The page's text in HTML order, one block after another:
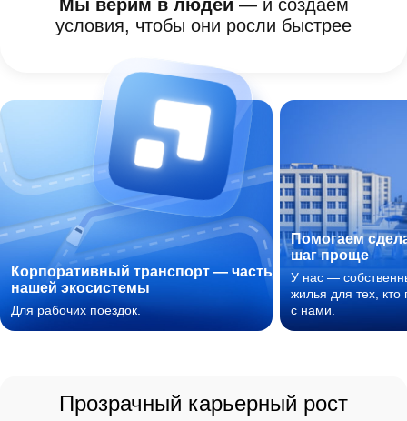
Мы верим в людей — и создаём
условия, чтобы они росли быстрее
Корпоративный транспорт — часть
нашей экосистемы
Для рабочих поездок.
Помогаем
шаг проще
У нас —
жилья для тех, кто
с нами.
Прозрачный карьерный рост